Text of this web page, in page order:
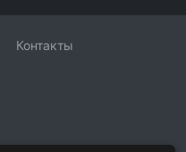
Контакты